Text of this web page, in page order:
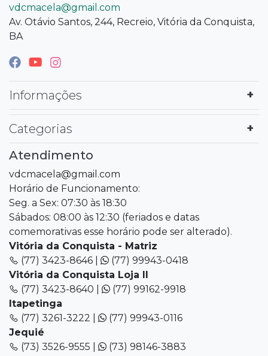
vdcmacela@gmail.com
Av. Otávio Santos, 244, Recreio, Vitória da Conquista,
BA
Informações
Categorias
Atendimento
vdcmacela@gmail.com
Horário de Funcionamento:
Seg. a Sex: 07:30 às 18:30
Sábados: 08:00 às 12:30 (feriados e datas
comemorativas esse horário pode ser alterado).
Vitória da Conquista - Matriz
(77) 3423-8646 |
(77) 99943-0418
Vitória da Conquista Loja II
(77) 3423-8640 |
(77) 99162-9918
Itapetinga
(77) 3261-3222 |
(77) 99943-0116
Jequié
(73) 3526-9555 |
(73) 98146-3883